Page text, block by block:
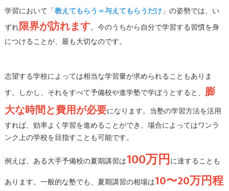
学習において「教えてもらう＝与えてもらうだけ」の姿勢では、い
ずれ限界が訪れます。今のうちから自分で学習する習慣を身
につけることが、最も大切なのです。
志望する学校によっては相当な学習量が求められることもありま
す。しかし、それをすべて予備校や進学塾で学ぼうとすると、 膨
大な時間と費用が必要になります。当塾の学習方法を活用
すれば、効率よく学習を進めることができ、場合によってはワンラ
ンク上の学校を目指すことも可能です。
例えば、ある大手予備校の夏期講習は100万円に達することも
あります。一般的な塾でも、夏期講習の相場は10〜20万円程